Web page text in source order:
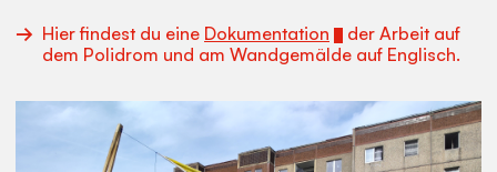
Hier findest du eine Dokumentation
der Arbeit auf
dem Polidrom und am Wandgemälde auf Englisch.